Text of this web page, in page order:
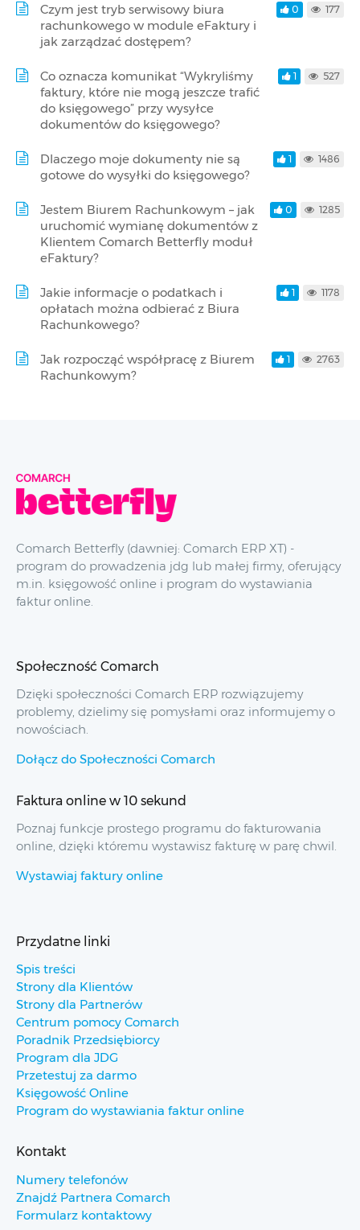
Czym jest tryb serwisowy biura
rachunkowego w module eFaktury i
jak zarządzać dostępem?
0 177
Co oznacza komunikat “Wykryliśmy
faktury, które nie mogą jeszcze trafić
do księgowego” przy wysyłce
dokumentów do księgowego?
1 527
Dlaczego moje dokumenty nie są
gotowe do wysyłki do księgowego?
1 1486
Jestem Biurem Rachunkowym – jak
uruchomić wymianę dokumentów z
Klientem Comarch Betterfly moduł
eFaktury?
0 1285
Jakie informacje o podatkach i
opłatach można odbierać z Biura
Rachunkowego?
1 1178
Jak rozpocząć współpracę z Biurem
Rachunkowym?
1 2763
Comarch Betterfly (dawniej: Comarch ERP XT) -
program do prowadzenia jdg lub małej firmy, oferujący
m.in. księgowość online i program do wystawiania
faktur online.
Społeczność Comarch
Dzięki społeczności Comarch ERP rozwiązujemy
problemy, dzielimy się pomysłami oraz informujemy o
nowościach.
Dołącz do Społeczności Comarch
Faktura online w 10 sekund
Poznaj funkcje prostego programu do fakturowania
online, dzięki któremu wystawisz fakturę w parę chwil.
Wystawiaj faktury online
Przydatne linki
Spis treści
Strony dla Klientów
Strony dla Partnerów
Centrum pomocy Comarch
Poradnik Przedsiębiorcy
Program dla JDG
Przetestuj za darmo
Księgowość Online
Program do wystawiania faktur online
Kontakt
Numery telefonów
Znajdź Partnera Comarch
Formularz kontaktowy